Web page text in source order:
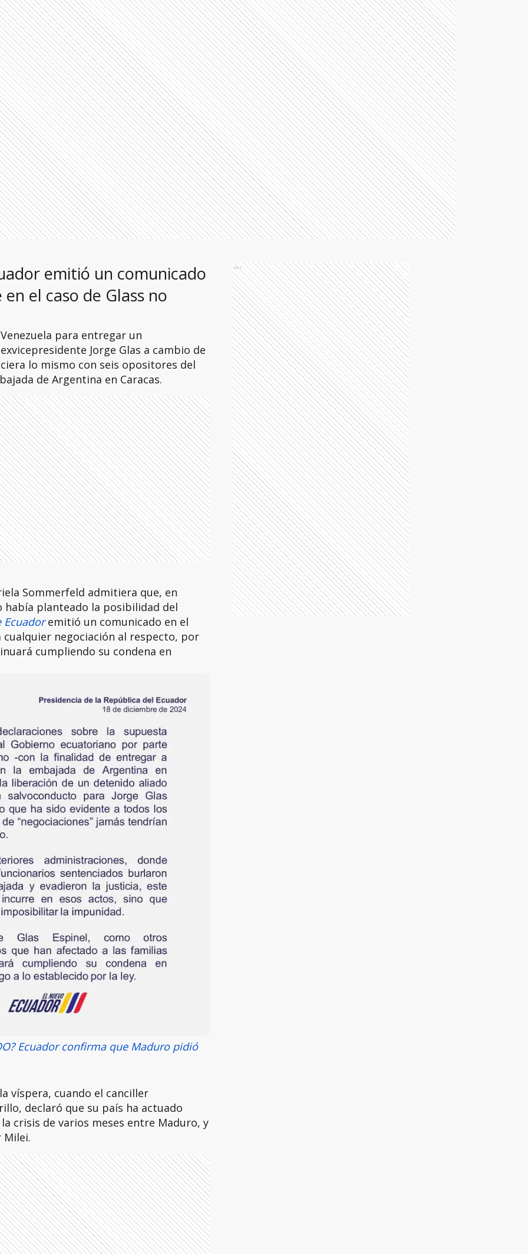
emitió un comunicado
el caso de Glass no
para entregar un
Jorge Glas a cambio de
lo mismo con seis opositores del
de Argentina en Caracas.
Sommerfeld admitiera que, en
planteado la posibilidad del
emitió un comunicado en el
negociación al respecto, por
cumpliendo su condena en
Ecuador confirma que Maduro pidió
víspera, cuando el canciller
declaró que su país ha actuado
crisis de varios meses entre Maduro, y
Milei.
Ads